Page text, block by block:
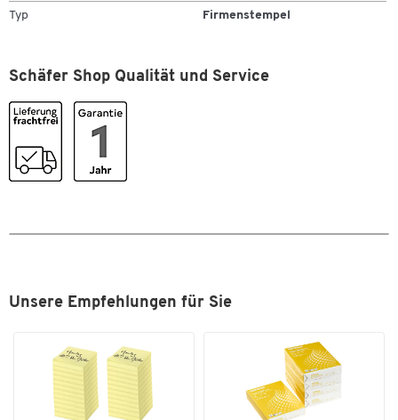
Typ Firmenstempel
Schäfer Shop Qualität und Service
Unsere Empfehlungen für Sie